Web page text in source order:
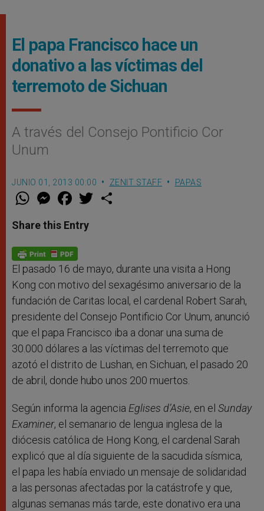
El papa Francisco hace un
donativo a las víctimas del
terremoto de Sichuan
A través del Consejo Pontificio Cor
Unum
JUNIO 01, 2013 00:00 ZENIT STAFF PAPAS
W
t
s
p
p
M
e
s
e
g
e
r
F
a
e
b
o
k
w
Share this Entry
El pasado 16 de mayo, durante una visita a Hong
Kong con motivo del sexagésimo aniversario de la
fundación de Caritas local, el cardenal Robert Sarah,
presidente del Consejo Pontificio Cor Unum, anunció
que el papa Francisco iba a donar una suma de
30.000 dólares a las víctimas del terremoto que
azotó el distrito de Lushan, en Sichuan, el pasado 20
de abril, donde hubo unos 200 muertos.
Según informa la agencia Eglises d’Asie, en el Sunday
Examiner, el semanario de lengua inglesa de la
diócesis católica de Hong Kong, el cardenal Sarah
explicó que al día siguiente de la sacudida sísmica,
el papa les había enviado un mensaje de solidaridad
a las personas afectadas por la catástrofe y que,
algunas semanas más tarde, este donativo era una